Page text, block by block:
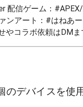
配信ゲーム：
ンアート：#はねあ
やコラボ依頼はDMま
のデバイスを使